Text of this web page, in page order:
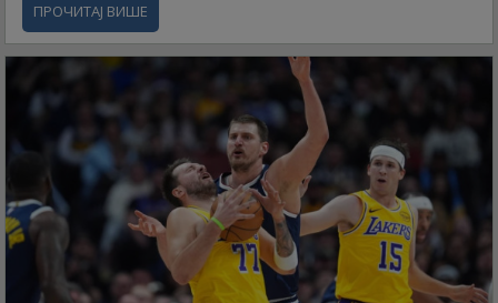
ПРОЧИТАЈ ВИШЕ